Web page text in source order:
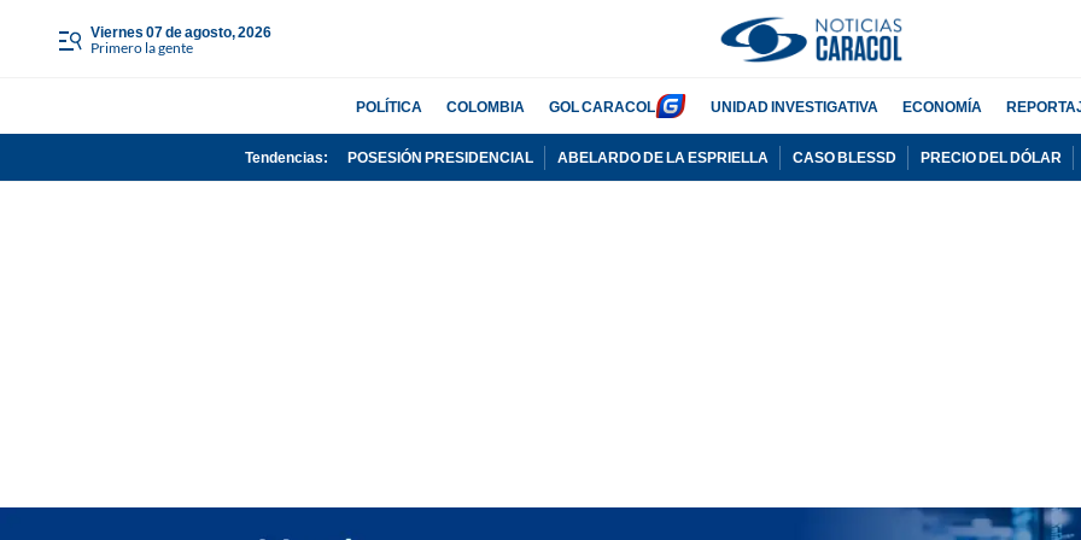
viernes 07 de agosto, 2026
Primero la gente
POLÍTICA COLOMBIA GOL CARACOL UNIDAD INVESTIGATIVA ECONOMÍA
Tendencias: POSESIÓN PRESIDENCIAL ABELARDO DE LA ESPRIELLA CASO BLESSD PRECIO DEL DÓLAR